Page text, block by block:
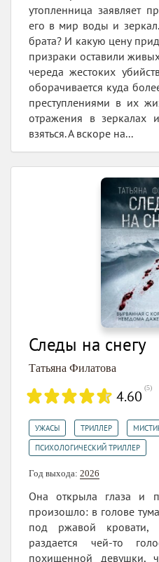
утопленница заявляет
его в мир воды и
брата? И какую цену
призраки оставили
череда жестоких
оборачивается куда
преступлениями в их
отражения в зеркалах
взяться. А вскоре на...
Следы на снегу
Татьяна Филатова
4.60 (5)
УЖАСЫ ТРИЛЛЕР
ПСИХОЛОГИЧЕСКИЙ ТРИЛЛЕР
Год выхода: 2026
Она открыла глаза и
произошло: в голове
под ржавой кровати,
раздается чей-то
похищенной девушки,